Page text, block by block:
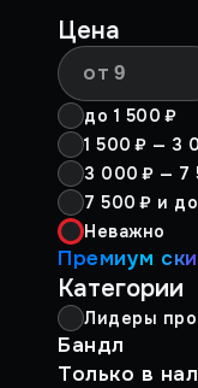
Цена
от
до 1 500 ₽
1 500 ₽ — 3
3 000 ₽ — 7
7 500 ₽ и
Неважно
Премиум
Категории
Лидеры
Бандл
Только в